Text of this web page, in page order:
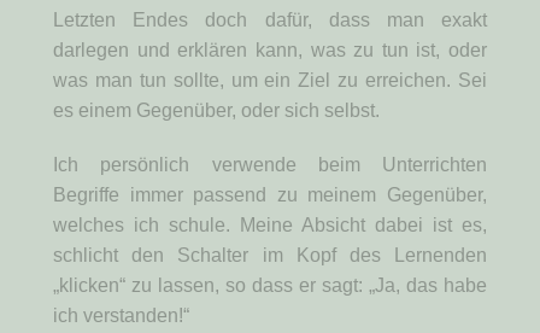
Letzten Endes doch dafür, dass man exakt
darlegen und erklären kann, was zu tun ist, oder
was man tun sollte, um ein Ziel zu erreichen. Sei
es einem Gegenüber, oder sich selbst.
Ich persönlich verwende beim Unterrichten
Begriffe immer passend zu meinem Gegenüber,
welches ich schule. Meine Absicht dabei ist es,
schlicht den Schalter im Kopf des Lernenden
„klicken“ zu lassen, so dass er sagt: „Ja, das habe
ich verstanden!“